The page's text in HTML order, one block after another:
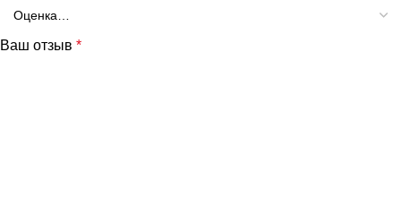
Ваш отзыв *